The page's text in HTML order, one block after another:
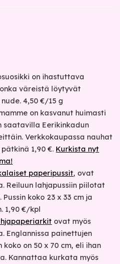
on ihastuttava
väreistä löytyvät
4,50 €/15 g
on kasvanut huimasti
saatavilla Eerikinkadun
Verkkokaupassa nauhat
1,90 €. Kurkista nyt
paperipussit, ovat
Reiluun lahjapussiin piilotat
koko 23 x 33 cm ja
1,90 €/kpl
ovat myös
Englannissa painettujen
on 50 x 70 cm, eli ihan
Kannattaa kurkata myös